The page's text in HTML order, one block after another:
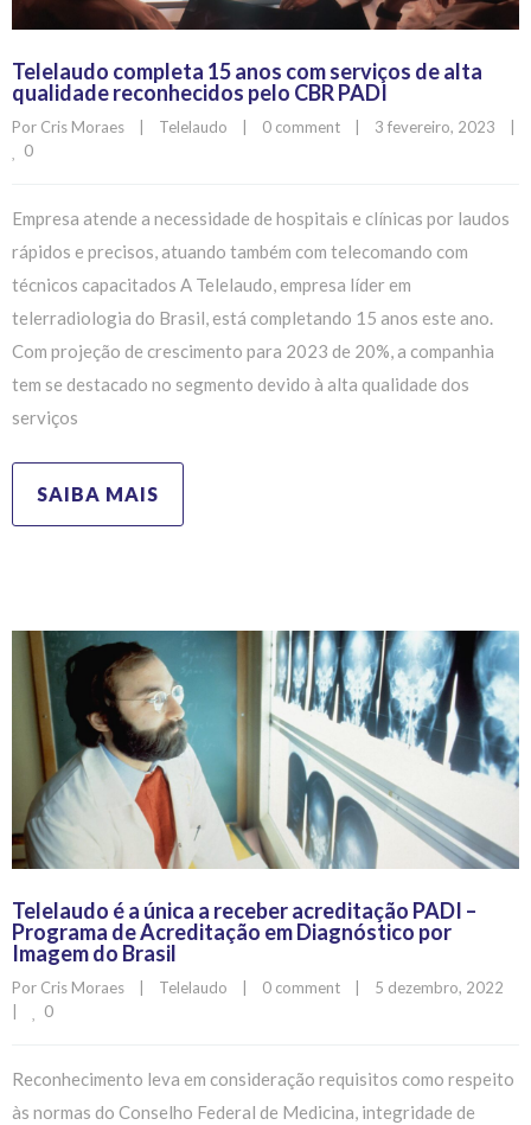
Telelaudo completa 15 anos com serviços de alta
qualidade reconhecidos pelo CBR PADI
Por Cris Moraes | Telelaudo | 0 comment | 3 fevereiro, 2023 |
0
Empresa atende a necessidade de hospitais e clínicas por laudos
rápidos e precisos, atuando também com telecomando com
técnicos capacitados A Telelaudo, empresa líder em
telerradiologia do Brasil, está completando 15 anos este ano.
Com projeção de crescimento para 2023 de 20%, a companhia
tem se destacado no segmento devido à alta qualidade dos
serviços
SAIBA MAIS
Telelaudo é a única a receber acreditação PADI –
Programa de Acreditação em Diagnóstico por
Imagem do Brasil
Por Cris Moraes Telelaudo 0 comment
0
Reconhecimento leva em consideração requisitos como respeito
às normas do Conselho Federal de Medicina, integridade de